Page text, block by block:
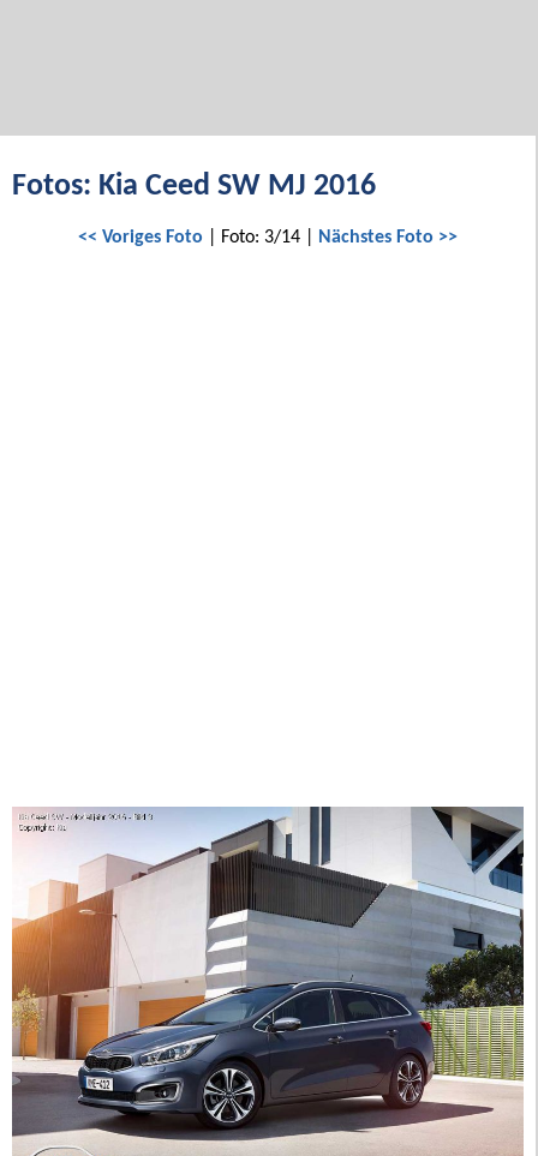
Fotos: Kia Ceed SW MJ 2016
<< Voriges Foto | Foto: 3/14 | Nächstes Foto >>